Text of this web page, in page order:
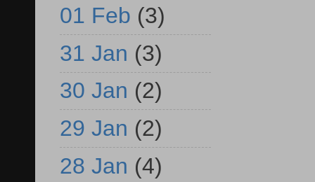
01 Feb (3)
31 Jan (3)
30 Jan (2)
29 Jan (2)
28 Jan (4)